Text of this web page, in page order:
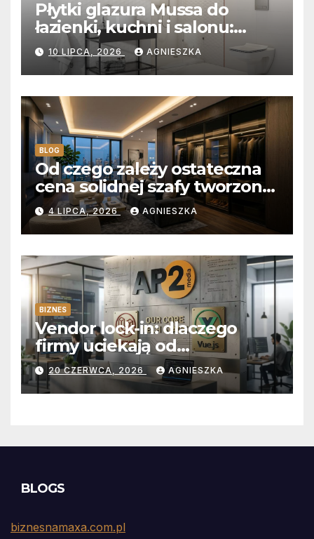
Płytki glazura Mussa do
łazienki, kuchni i salonu:
Aksamitna faktura, głębia
blasku i uniwersalny styl
10 LIPCA, 2026 AGNIESZKA
BLOG
Od czego zależy ostateczna
cena solidnej szafy tworzonej
na wymiar?
4 LIPCA, 2026 AGNIESZKA
BIZNES
Vendor lock-in: dlaczego
firmy uciekają od
abonamentów do własnego
kodu
20 CZERWCA, 2026 AGNIESZKA
BLOGS
biznesnamaxa.com.pl